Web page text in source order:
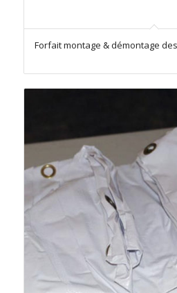
Forfait montage & démontage